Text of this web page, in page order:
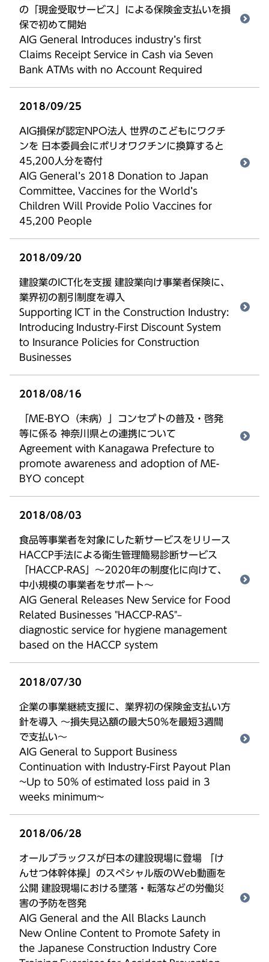
の「現金受取サービス」による保険金支払いを損
保で初めて開始
AIG General Introduces industry’s first
Claims Receipt Service in Cash via Seven
Bank ATMs with no Account Required
2018/09/25
AIG損保が認定NPO法人 世界のこどもにワクチ
ンを 日本委員会にポリオワクチンに換算すると
45,200人分を寄付
AIG General’s 2018 Donation to Japan
Committee, Vaccines for the World’s
Children Will Provide Polio Vaccines for
45,200 People
2018/09/20
建設業のICT化を支援 建設業向け事業者保険に、
業界初の割引制度を導入
Supporting ICT in the Construction Industry:
Introducing Industry-First Discount System
to Insurance Policies for Construction
Businesses
2018/08/16
「ME-BYO（未病）」コンセプトの普及・啓発
等に係る 神奈川県との連携について
Agreement with Kanagawa Prefecture to
promote awareness and adoption of ME-
BYO concept
2018/08/03
食品等事業者を対象にした新サービスをリリース
HACCP手法による衛生管理簡易診断サービス
「HACCP-RAS」～2020年の制度化に向けて、
中小規模の事業者をサポート～
AIG General Releases New Service for Food
Related Businesses "HACCP-RAS"–
diagnostic service for hygiene management
based on the HACCP system
2018/07/30
企業の事業継続支援に、業界初の保険金支払い方
針を導入 ～損失見込額の最大50%を最短3週間
で支払い～
AIG General to Support Business
Continuation with Industry-First Payout Plan
~Up to 50% of estimated loss paid in 3
weeks minimum~
2018/06/28
オールブラックスが日本の建設現場に登場 「け
んせつ体幹体操」のスペシャル版のWeb動画を
公開 建設現場における墜落・転落などの労働災
害の予防を啓発
AIG General and the All Blacks Launch
New Online Content to Promote Safety in
the Japanese Construction Industry Core